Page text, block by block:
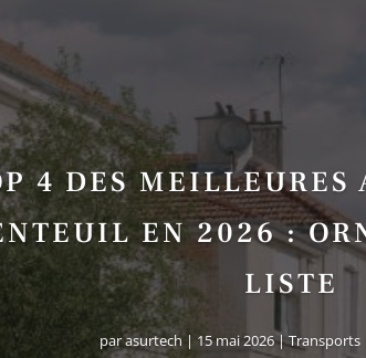
4 DES MEILLEURES
EN 2026 :
LISTE
parasurtech| 15 mai 2026|Transports